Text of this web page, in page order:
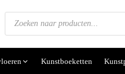
Producten
Kunstboeketten